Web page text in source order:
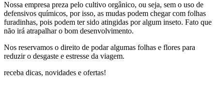
Nossa empresa preza pelo cultivo orgânico, ou seja, sem o uso de
defensivos químicos, por isso, as mudas podem chegar com folhas
furadinhas, pois podem ter sido atingidas por algum inseto. Fato que
não irá atrapalhar o bom desenvolvimento.
Nos reservamos o direito de podar algumas folhas e flores para
reduzir o desgaste e estresse da viagem.
receba dicas, novidades e ofertas!